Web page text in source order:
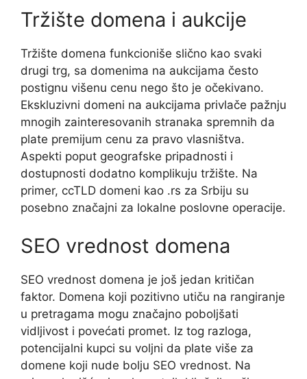
Tržište domena i aukcije
Tržište domena funkcioniše slično kao svaki
drugi trg, sa domenima na aukcijama često
postignu višenu cenu nego što je očekivano.
Ekskluzivni domeni na aukcijama privlače pažnju
mnogih zainteresovanih stranaka spremnih da
plate premijum cenu za pravo vlasništva.
Aspekti poput geografske pripadnosti i
dostupnosti dodatno komplikuju tržište. Na
primer, ccTLD domeni kao .rs za Srbiju su
posebno značajni za lokalne poslovne operacije.
SEO vrednost domena
SEO vrednost domena je još jedan kritičan
faktor. Domena koji pozitivno utiču na rangiranje
u pretragama mogu značajno poboljšati
vidljivost i povećati promet. Iz tog razloga,
potencijalni kupci su voljni da plate više za
domene koji nude bolju SEO vrednost. Na